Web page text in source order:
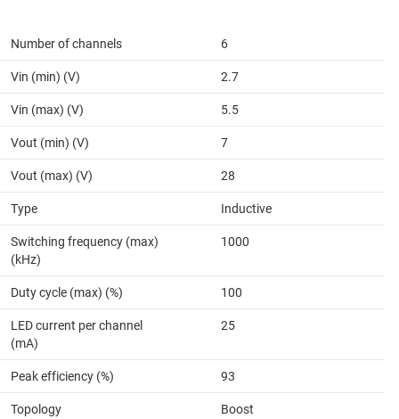
Number of channels 6
Vin (min) (V) 2.7
Vin (max) (V) 5.5
Vout (min) (V) 7
Vout (max) (V) 28
Type Inductive
Switching frequency (max)
(kHz)
1000
Duty cycle (max) (%) 100
LED current per channel
(mA)
25
Peak efficiency (%) 93
Topology Boost